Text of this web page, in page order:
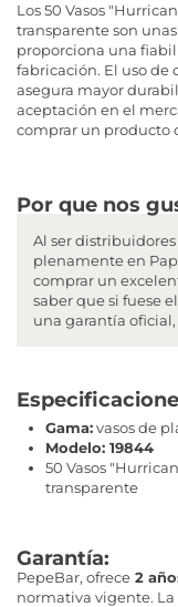
Los 50 Vasos
transparente son
proporciona una
fabricación. El uso de
asegura mayor
aceptación en el
comprar un producto
Por que nos
Al ser
plenamente en
comprar un
saber que si fuese
una garantía
Gama:vasos de
Modelo: 19844
50 Vasos
transparente
Garantía:
PepeBar, ofrece 2
normativa vigente.